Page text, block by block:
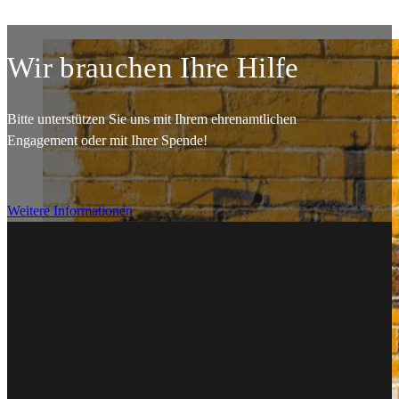
Wir brauchen Ihre Hilfe
Bitte unterstützen Sie uns mit Ihrem ehrenamtlichen
Engagement oder mit Ihrer Spende!
Weitere Informationen